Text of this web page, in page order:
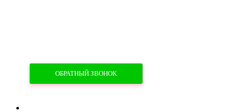
ОБРАТНЫЙ ЗВОНОК